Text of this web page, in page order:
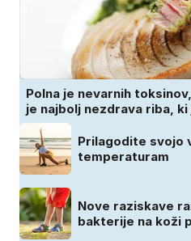
Polna je nevarnih
je najbolj nezdrava riba,
Prilagodite svojo
temperaturam
Nove raziskave
bakterije na koži